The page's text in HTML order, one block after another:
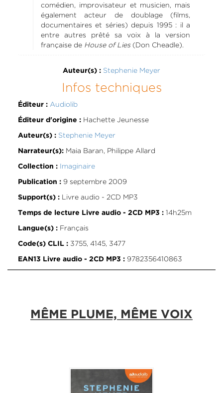
comédien, improvisateur et musicien, mais
également acteur de doublage (films,
documentaires et séries) depuis 1995 : il a
entre autres prêté sa voix à la version
française deHouse of Lies (Don Cheadle).
Auteur(s) : Stephenie Meyer
Infos techniques
Éditeur : Audiolib
Éditeur d'origine :Hachette Jeunesse
Auteur(s) : Stephenie Meyer
Narrateur(s):Maia Baran, Philippe Allard
Collection : Imaginaire
Publication :9 septembre 2009
Support(s) :Livre audio - 2CD MP3
Temps de lecture Livre audio - 2CD MP3 :14h25m
Langue(s) :Français
Code(s) CLIL :3755, 4145, 3477
EAN13 Livre audio - 2CD MP3 :9782356410863
MÊME PLUME, MÊME VOIX